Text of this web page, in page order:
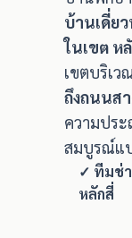
บ้านเดี่ย
ในเขต ห
เขตบริเ
ถึงถนนส
ความปร
สมบูรณ์แ
✓ ทีมช่
หลักสี่